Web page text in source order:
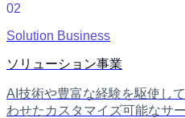
02
Solution Business
ソリューション事業
AI技術や豊富な経験を駆使し
わせたカスタマイズ可能なサ